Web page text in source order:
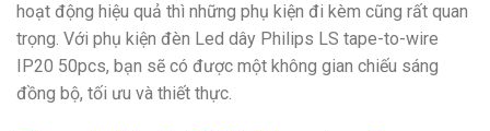
hoạt động hiệu quả thì những phụ kiện đi kèm cũng rất quan
trọng. Với phụ kiện đèn Led dây Philips LS tape-to-wire
IP20 50pcs, bạn sẽ có được một không gian chiếu sáng
đồng bộ, tối ưu và thiết thực.